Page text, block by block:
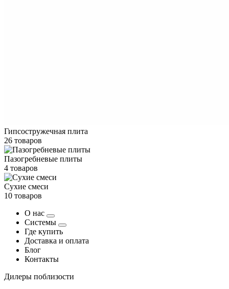
Гипсостружечная плита
26 товаров
Пазогребневые плиты
4 товаров
Сухие смеси
10 товаров
О нас
Системы
Где купить
Доставка и оплата
Блог
Контакты
Дилеры поблизости